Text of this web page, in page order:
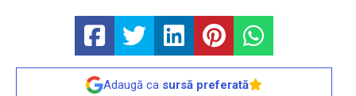
Adaugă ca sursă preferată